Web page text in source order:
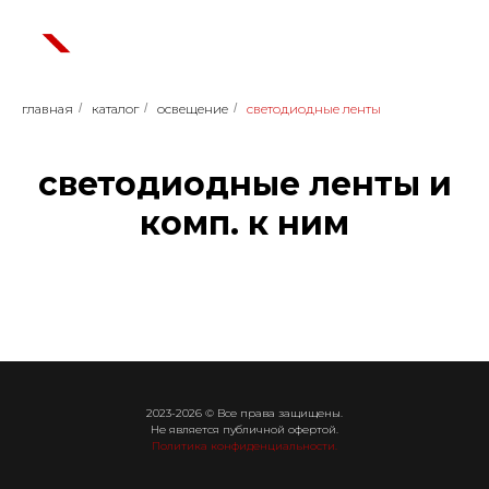
главная / каталог / освещение / светодиодные ленты
светодиодные ленты и
комп. к ним
2023-2026 © Все права защищены.
Не является публичной офертой.
Политика конфиденциальности.